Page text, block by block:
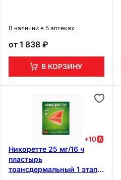
В наличии в 5 аптеках
от 1 838 ₽
В КОРЗИНУ
+10
Никоретте 25 мг/16 ч
пластырь
трансдермальный 1 этап 7